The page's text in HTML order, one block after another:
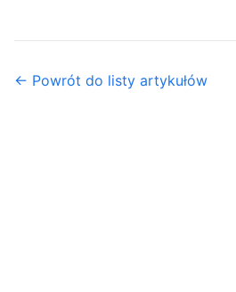
← Powrót do listy artykułów